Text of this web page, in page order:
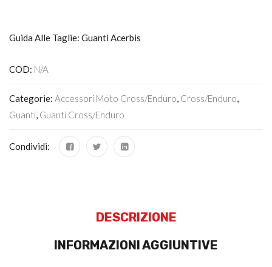
Guida Alle Taglie: Guanti Acerbis
COD: N/A
Categorie: Accessori Moto Cross/enduro, Cross/Enduro,
Guanti, Guanti Cross/enduro
Condividi:
DESCRIZIONE
INFORMAZIONI AGGIUNTIVE